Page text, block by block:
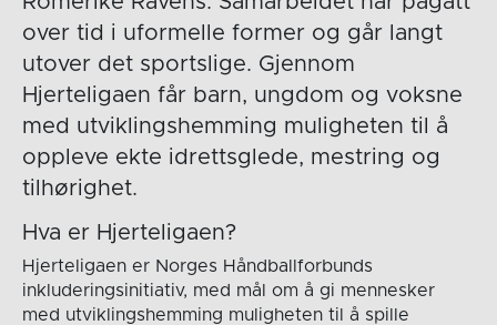
over tid i uformelle former og går langt
utover det sportslige. Gjennom
Hjerteligaen får barn, ungdom og voksne
med utviklingshemming muligheten til å
oppleve ekte idrettsglede, mestring og
tilhørighet.
Hva er Hjerteligaen?
Hjerteligaen er Norges Håndballforbunds
inkluderingsinitiativ, med mål om å gi mennesker
med utviklingshemming muligheten til å spille